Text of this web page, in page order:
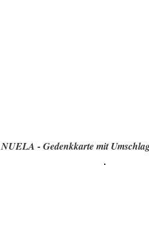
- Gedenkkarte mit